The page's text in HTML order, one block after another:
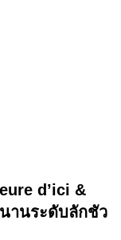
d’ici &
านระดับลักชัว